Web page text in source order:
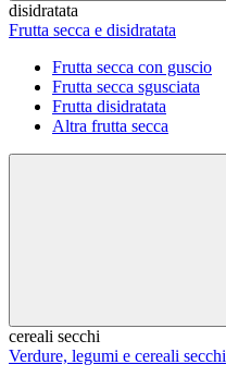
disidratata
Frutta secca e disidratata
Frutta secca con guscio
Frutta secca sgusciata
Frutta disidratata
Altra frutta secca
cereali secchi
Verdure, legumi e cereali secchi